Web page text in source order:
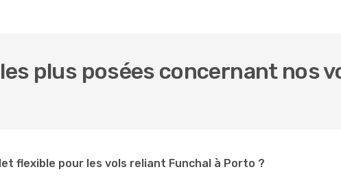
plus posées concernant nos
flexible pour les vols reliant Funchal à Porto ?